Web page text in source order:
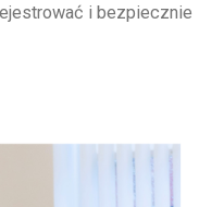
i bezpiecznie